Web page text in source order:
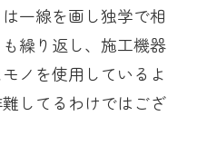
一線を画し独学で相
繰り返し、施工機器
ノを使用しているよ
してるわけではござ